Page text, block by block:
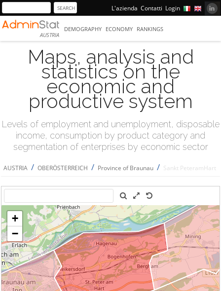
L'azienda Contatti Login
AUSTRIA
DEMOGRAPHY ECONOMY RANKINGS
Maps, analysis and
statistics on the
economic and
productive system
Levels of employment and unemployment, disposable
income, consumption by product category and
segmentation of enterprises by economic sector
AUSTRIA / OBERÖSTERREICH / Province of Braunau / Sankt PeteramHart